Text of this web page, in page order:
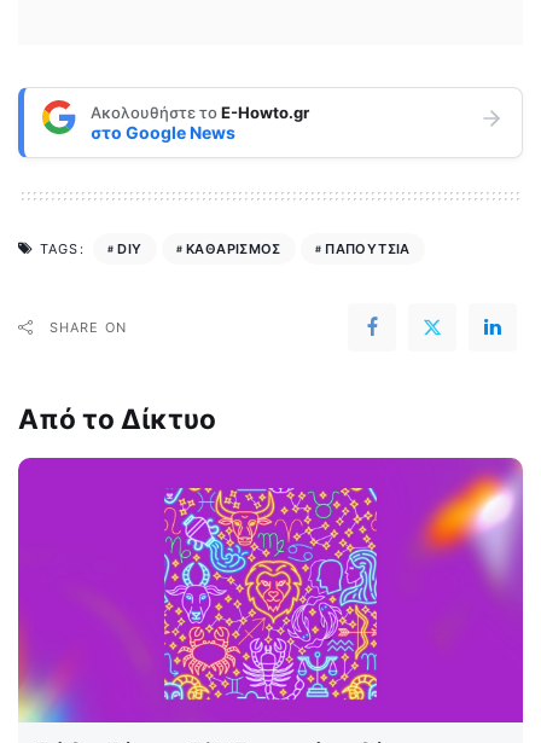
Ακολουθήστε τοE-Howto.gr
στο Google News
TAGS: DIY ΚΑΘΑΡΙΣΜΟΣ ΠΑΠΟΥΤΣΙΑ
SHARE ON
Από το Δίκτυο